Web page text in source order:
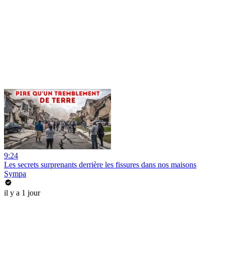
9:24
Les secrets surprenants derrière les fissures dans nos maisons
Sympa
il y a 1 jour